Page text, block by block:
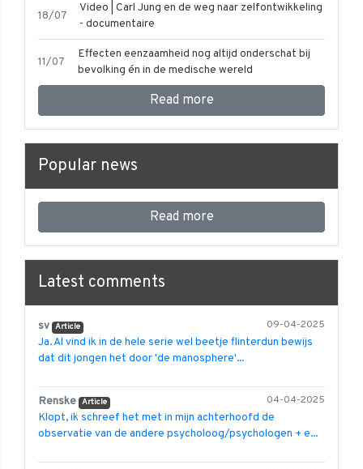
18/07
Video | Carl Jung en de weg naar zelfontwikkeling
- documentaire
11/07
Effecten eenzaamheid nog altijd onderschat bij
bevolking én in de medische wereld
Read more
Popular news
Read more
Latest comments
09-04-2025
sv Article
Ja. Al vind ik in de hele serie wel beetje flinterdun bewijs
dat dit jongen het door 'de manosphere'...
04-04-2025
Renske Article
Klopt, ik schreef het met in mijn achterhoofd de
observatie van de andere psycholoog/psychologen + e...